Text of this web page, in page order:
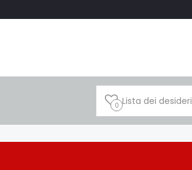
0 Lista dei desideri